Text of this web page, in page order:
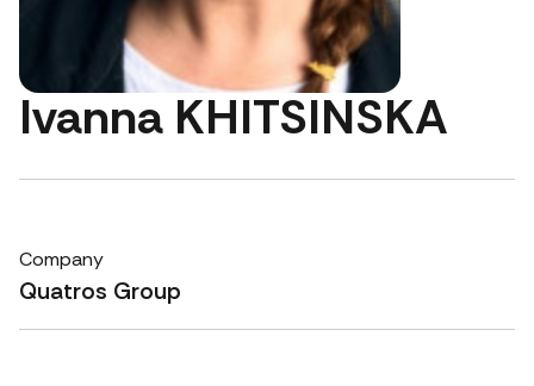
Ivanna KHITSINSKA
Company
Quatros Group